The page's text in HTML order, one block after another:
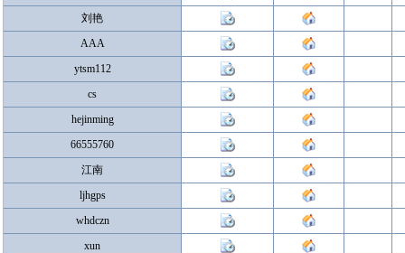
刘艳
AAA
ytsm112
cs
hejinming
66555760
江南
ljhgps
whdczn
xun